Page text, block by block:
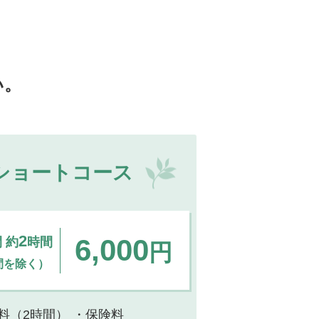
ョートコース
約2時間
除く） 6,000 円
（2時間） ・保険料